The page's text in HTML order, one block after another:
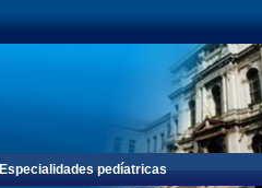
Especialidades pedíatricas